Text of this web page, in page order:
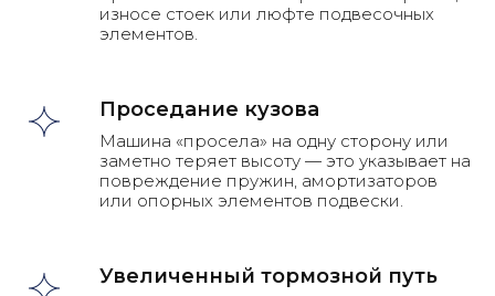
износе стоек или люфте подвесочных
элементов.
Проседание кузова
Машина «просела» на одну сторону или
заметно теряет высоту — это указывает на
повреждение пружин, амортизаторов
или опорных элементов подвески.
Увеличенный тормозной путь